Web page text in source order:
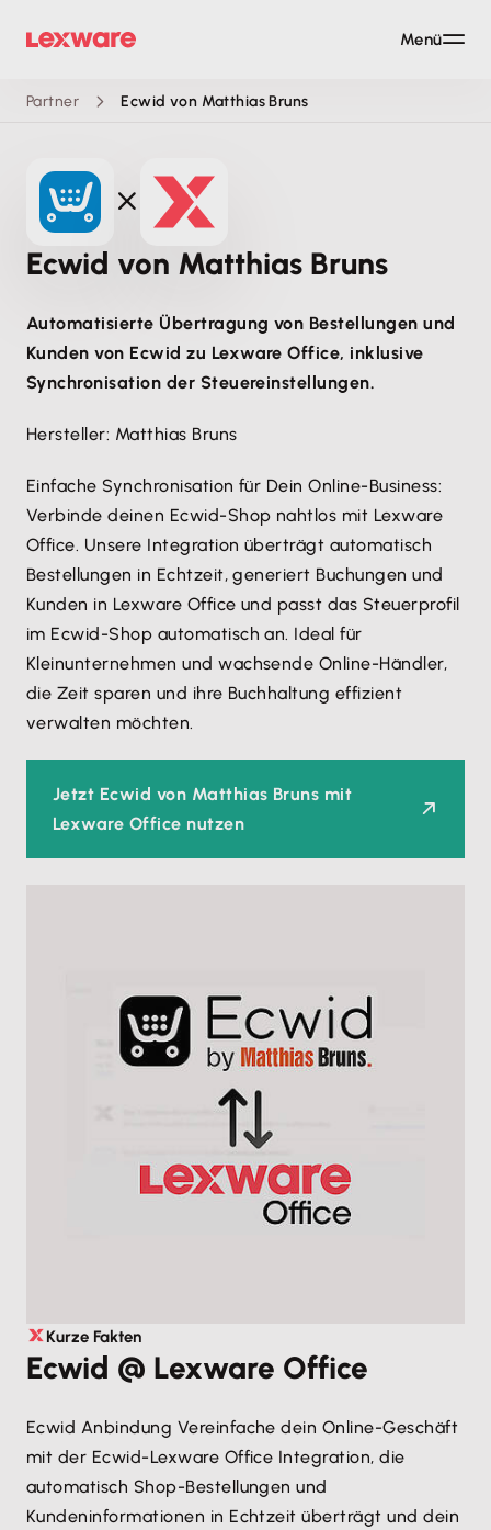
Partner Ecwid von Matthias Bruns
Ecwid von Matthias Bruns
Automatisierte Übertragung von Bestellungen und
Kunden von Ecwid zu Lexware Office, inklusive
Synchronisation der Steuereinstellungen.
Hersteller: Matthias Bruns
Einfache Synchronisation für Dein Online-Business:
Verbinde deinen Ecwid-Shop nahtlos mit Lexware
Office. Unsere Integration überträgt automatisch
Bestellungen in Echtzeit, generiert Buchungen und
Kunden in Lexware Office und passt das Steuerprofil
im Ecwid-Shop automatisch an. Ideal für
Kleinunternehmen und wachsende Online-Händler,
die Zeit sparen und ihre Buchhaltung effizient
verwalten möchten.
Jetzt Ecwid von Matthias Bruns mit
Lexware Office nutzen
Kurze Fakten
Ecwid @ Lexware Office
Ecwid Anbindung Vereinfache dein Online-Geschäft
mit der Ecwid-Lexware Office Integration, die
automatisch Shop-Bestellungen und
Kundeninformationen in Echtzeit überträgt und dein
Menü